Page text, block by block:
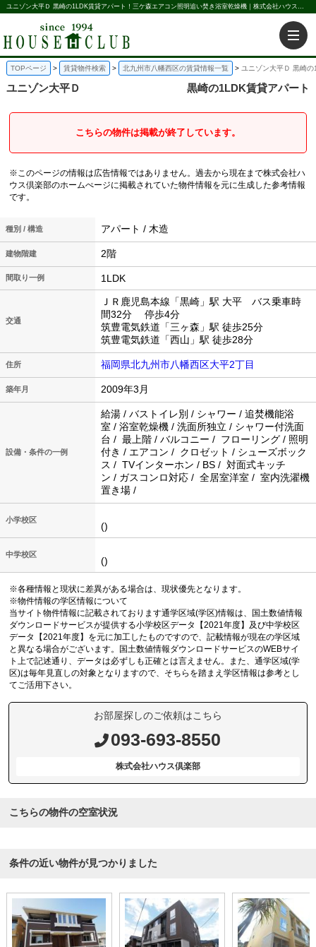
ユニゾン大平Ｄ 黒崎の1LDK賃貸アパート！三ケ森エアコン照明追い焚き浴室乾燥機｜株式会社ハウス倶楽部
TOPページ 賃貸物件検索 北九州市八幡西区の賃貸情報一覧 ユニゾン大平Ｄ 黒崎
ユニゾン大平Ｄ 黒崎の1LDK賃貸アパート
こちらの物件は掲載が終了しています。
※このページの情報は広告情報ではありません。過去から現在まで株式会社ハ
ウス倶楽部のホームぺージに掲載されていた物件情報を元に生成した参考情報
です。
種別 / 構造 アパート / 木造
建物階建 2階
間取り一例 1LDK
交通
ＪＲ鹿児島本線「黒崎」駅 大平 バス乗車時
間32分 停歩4分
筑豊電気鉄道「三ヶ森」駅 徒歩25分
筑豊電気鉄道「西山」駅 徒歩28分
住所 福岡県北九州市八幡西区大平2丁目
築年月 2009年3月
設備・条件の一例
給湯 / バストイレ別 / シャワー / 追焚機能浴
室 / 浴室乾燥機 / 洗面所独立 / シャワー付洗面
台 / 最上階 / バルコニー / フローリング / 照明
付き / エアコン / クロゼット / シューズボック
ス / TVインターホン / BS / 対面式キッチ
ン / ガスコンロ対応 / 全居室洋室 / 室内洗濯機
置き場 /
小学校区
()
中学校区
()
※各種情報と現状に差異がある場合は、現状優先となります。
※物件情報の学区情報について
当サイト物件情報に記載されております通学区域(学区)情報は、国土数値情報
ダウンロードサービスが提供する小学校区データ【2021年度】及び中学校区
データ【2021年度】を元に加工したものですので、記載情報が現在の学区域
と異なる場合がございます。国土数値情報ダウンロードサービスのWEBサイ
ト上で記述通り、データは必ずしも正確とは言えません。また、通学区域(学
区)は毎年見直しの対象となりますので、そちらを踏まえ学区情報は参考とし
てご活用下さい。
お部屋探しのご依頼はこちら
093-693-8550
株式会社ハウス倶楽部
こちらの物件の空室状況
条件の近い物件が見つかりました